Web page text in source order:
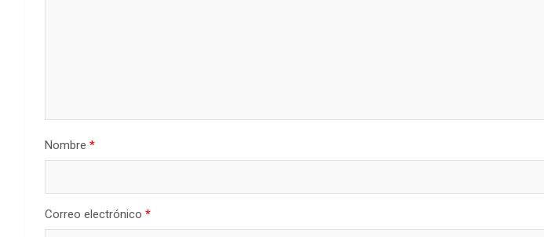
Nombre *
Correo electrónico *